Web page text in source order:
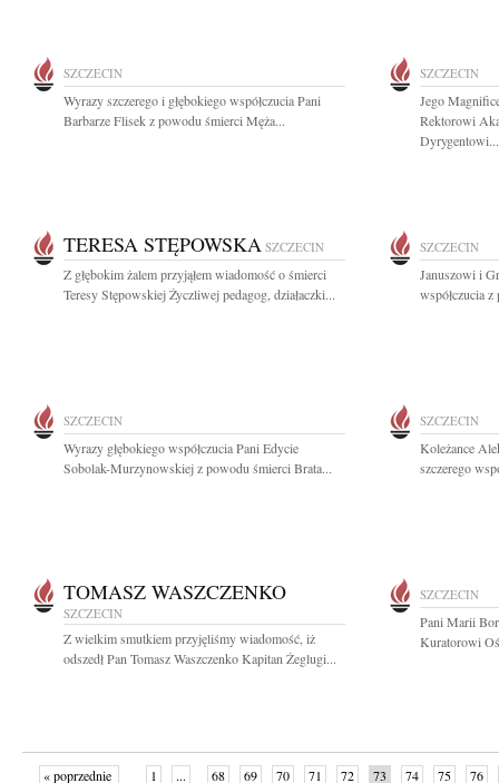
SZCZECIN
Wyrazy szczerego i głębokiego współczucia Pani
Barbarze Flisek z powodu śmierci Męża...
SZCZECIN
Jego
Rektorowi
Dyrygentowi...
TERESA STĘPOWSKA SZCZECIN
Z głębokim żalem przyjąłem wiadomość o śmierci
Teresy Stępowskiej Życzliwej pedagog, działaczki...
SZCZECIN
Januszowi i
współczucia
SZCZECIN
Wyrazy głębokiego współczucia Pani Edycie
Sobolak-Murzynowskiej z powodu śmierci Brata...
SZCZECIN
Koleżance
szczerego
TOMASZ WASZCZENKO
SZCZECIN
Z wielkim smutkiem przyjęliśmy wiadomość, iż
odszedł Pan Tomasz Waszczenko Kapitan Żeglugi...
SZCZECIN
Pani Marii
Kuratorowi
« poprzednie 1 ... 68 69 70 71 72 73 74 75 76